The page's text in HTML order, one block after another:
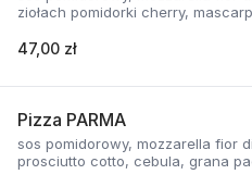
ziołach pomidorki cherry,
47,00 zł
Pizza PARMA
sos pomidorowy, mozzarella fior
prosciutto cotto, cebula, grana